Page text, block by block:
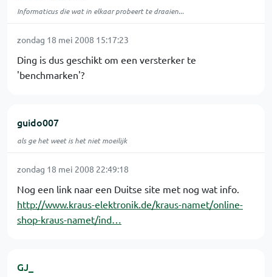
Informaticus die wat in elkaar probeert te draaien...
zondag 18 mei 2008 15:17:23
Ding is dus geschikt om een versterker te
'benchmarken'?
guido007
als ge het weet is het niet moeilijk
zondag 18 mei 2008 22:49:18
Nog een link naar een Duitse site met nog wat info.
http://www.kraus-elektronik.de/kraus-namet/online-
shop-kraus-namet/ind…
GJ_